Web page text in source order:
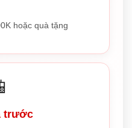
hoặc quà tặng
trước